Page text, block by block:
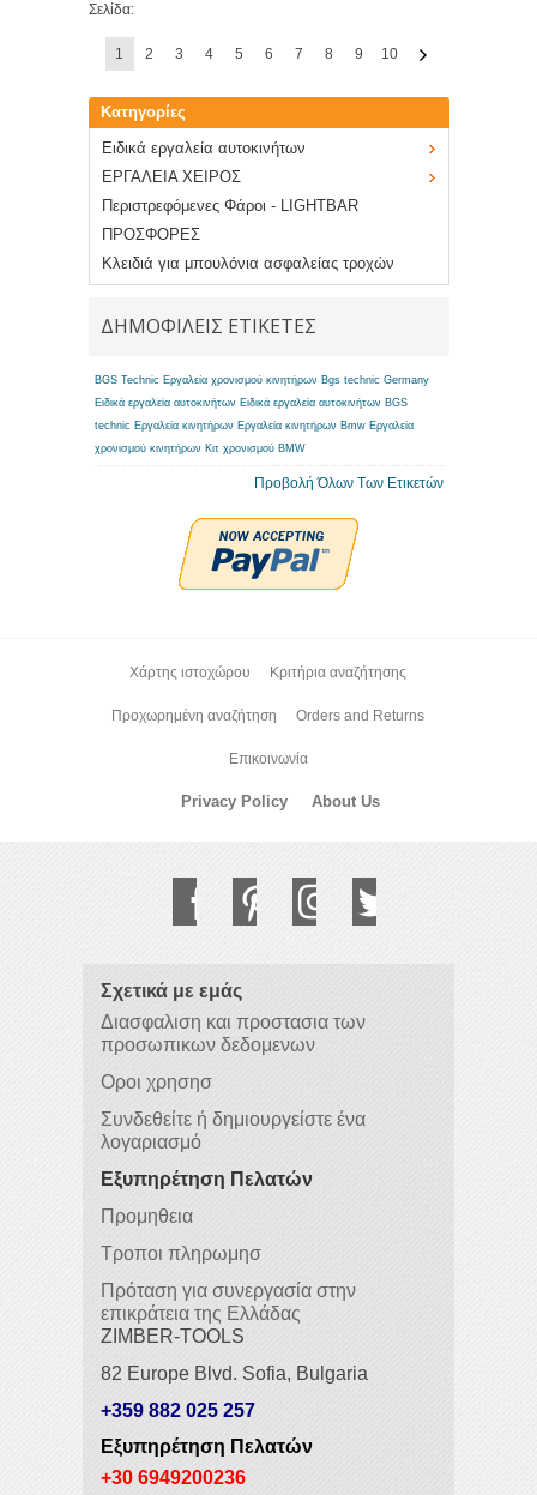
Σελίδα:
1 2 3 4 5 6 7 8 9 10
Κατηγορίες
Ειδικά εργαλεία αυτοκινήτων
ΕΡΓΑΛΕΙΑ ΧΕΙΡΟΣ
Περιστρεφόμενες Φάροι - LIGHTBAR
ΠΡΟΣΦΟΡΕΣ
Κλειδιά για μπουλόνια ασφαλείας τροχών
ΔΗΜΟΦΙΛΕΙΣ ΕΤΙΚΕΤΕΣ
BGS Technic Εργαλεία χρονισμού κινητήρων Bgs technic Germany
Ειδικά εργαλεία αυτοκινήτων Ειδικά εργαλεία αυτοκινήτων BGS
technic Εργαλεία κινητήρων Εργαλεία κινητήρων Bmw Εργαλεία
χρονισμού κινητήρων Κιτ χρονισμού BMW
Προβολή Όλων Των Ετικετών
Χάρτης ιστοχώρου Κριτήρια αναζήτησης
Προχωρημένη αναζήτηση Orders and Returns
Επικοινωνία
Privacy Policy About Us
Σχετικά με εμάς
Διασφαλιση και προστασια των
προσωπικων δεδομενων
Οροι χρησησ
Συνδεθείτε ή δημιουργείστε ένα
λογαριασμό
Εξυπηρέτηση Πελατών
Προμηθεια
Τροποι πληρωμησ
Πρόταση για συνεργασία στην
επικράτεια της Ελλάδας
ZIMBER-TOOLS
82 Europe Blvd. Sofia, Bulgaria
+359 882 025 257
Εξυπηρέτηση Πελατών
+30 6949200236